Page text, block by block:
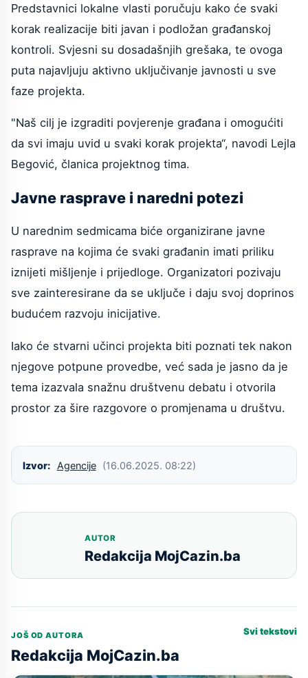
Predstavnici lokalne vlasti poručuju kako će svaki
korak realizacije biti javan i podložan građanskoj
kontroli. Svjesni su dosadašnjih grešaka, te ovoga
puta najavljuju aktivno uključivanje javnosti u sve
faze projekta.
"Naš cilj je izgraditi povjerenje građana i omogućiti
da svi imaju uvid u svaki korak projekta“, navodi Lejla
Begović, članica projektnog tima.
Javne rasprave i naredni potezi
U narednim sedmicama biće organizirane javne
rasprave na kojima će svaki građanin imati priliku
iznijeti mišljenje i prijedloge. Organizatori pozivaju
sve zainteresirane da se uključe i daju svoj doprinos
budućem razvoju inicijative.
Iako će stvarni učinci projekta biti poznati tek nakon
njegove potpune provedbe, već sada je jasno da je
tema izazvala snažnu društvenu debatu i otvorila
prostor za šire razgovore o promjenama u društvu.
Izvor: Agencije (16.06.2025. 08:22)
AUTOR
Redakcija MojCazin.ba
JOŠ OD AUTORA
Redakcija MojCazin.ba
Svi tekstovi